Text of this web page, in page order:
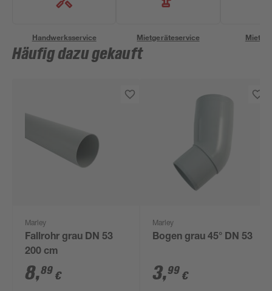
Handwerksservice Mietgeräteservice
Häufig dazu gekauft
Marley
Fallrohr grau DN 53
200 cm
8,89 €
Marley
Bogen grau 45° DN 53
3,99 €